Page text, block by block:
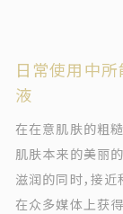
日常使用中
液
在在意肌肤的粗
肌肤本来的美丽
滋润的同时，接
在众多媒体上获